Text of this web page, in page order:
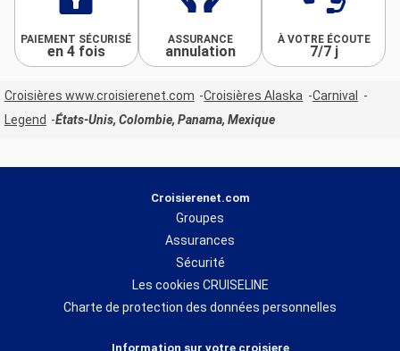
PAIEMENT SÉCURISÉ
en 4 fois
ASSURANCE
annulation
À VOTRE ÉCOUTE
7/7 j
Croisières www.croisierenet.com Croisières Alaska
Carnival
Legend
États-Unis, Colombie, Panama, Mexique
Croisierenet.com
Groupes
Assurances
Sécurité
Les cookies CRUISELINE
Charte de protection des données personnelles
Information sur votre croisiere